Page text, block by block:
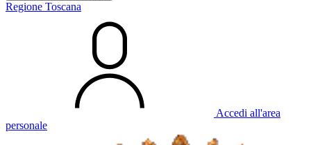
Regione Toscana
Accedi all'area
personale